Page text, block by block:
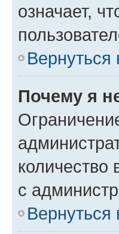
означает,
Вернуться
Почему я
с
Вернуться